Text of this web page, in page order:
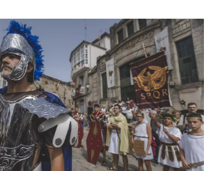
medio siglo creciendo junto a
Cola